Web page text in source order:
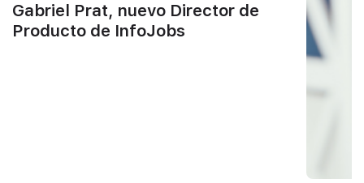
Gabriel Prat, nuevo Director de
Producto de InfoJobs